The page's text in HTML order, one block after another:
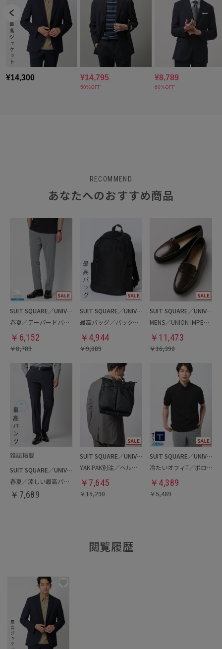
RECOMMEND
あなたへのおすすめ商品
SUIT SQUARE／UNIVERSAL LANGUAGE
春夏／テーパードパンツ
￥ 6,152
￥8,789
SUIT SQUARE／UNIVERSAL LANGUAGE
最高バッグ／バックパック
￥ 4,944
￥9,889
SUIT SQUARE／UNIVERSAL LANGUAGE
MENS／UNION IMPERIAL監修／コインローファー
￥ 11,473
￥16,390
SUIT SQUARE／UNIVERSAL LANGUAGE
春夏／涼しい最高パンツ
￥ 7,689
SUIT SQUARE／UNIVERSAL LANGUAGE
YAK PAK別注／ヘルメットバッグ
￥ 7,645
￥15,290
SUIT SQUARE／UNIVERSAL LANGUAGE
冷たいオフィT／ポロシャツ
￥ 4,389
￥5,489
閲覧履歴